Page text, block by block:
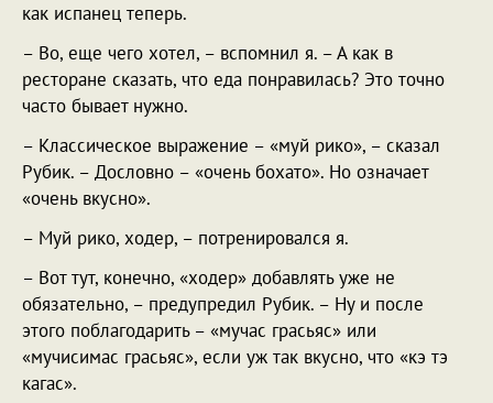
как испанец теперь.
– Во, еще чего хотел, – вспомнил я. – А как в
ресторане сказать, что еда понравилась? Это точно
часто бывает нужно.
– Классическое выражение – «муй рико», – сказал
Рубик. – Дословно – «очень бохато». Но означает
«очень вкусно».
– Муй рико, ходер, – потренировался я.
– Вот тут, конечно, «ходер» добавлять уже не
обязательно, – предупредил Рубик. – Ну и после
этого поблагодарить – «мучас грасьяс» или
«мучисимас грасьяс», если уж так вкусно, что «кэ тэ
кагас».